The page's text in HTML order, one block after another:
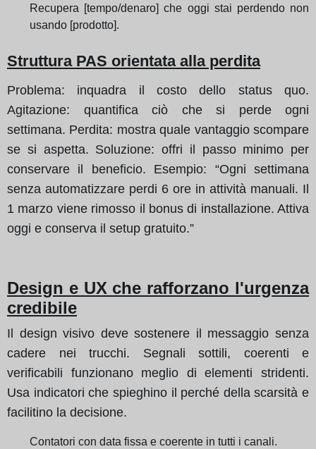
Recupera [tempo/denaro] che oggi stai perdendo non
usando [prodotto].
Struttura PAS orientata alla perdita
Problema: inquadra il costo dello status quo.
Agitazione: quantifica ciò che si perde ogni
settimana. Perdita: mostra quale vantaggio scompare
se si aspetta. Soluzione: offri il passo minimo per
conservare il beneficio. Esempio: “Ogni settimana
senza automatizzare perdi 6 ore in attività manuali. Il
1 marzo viene rimosso il bonus di installazione. Attiva
oggi e conserva il setup gratuito.”
Design e UX che rafforzano l'urgenza
credibile
Il design visivo deve sostenere il messaggio senza
cadere nei trucchi. Segnali sottili, coerenti e
verificabili funzionano meglio di elementi stridenti.
Usa indicatori che spieghino il perché della scarsità e
facilitino la decisione.
Contatori con data fissa e coerente in tutti i canali.